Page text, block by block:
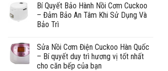
Bí Quyết Bảo Hành Nồi Cơm Cuckoo
– Đảm Bảo An Tâm Khi Sử Dụng Và
Bảo Trì
Sửa Nồi Cơm Điện Cuckoo Hàn Quốc
– Bí quyết duy trì hương vị tốt nhất
cho căn bếp của bạn